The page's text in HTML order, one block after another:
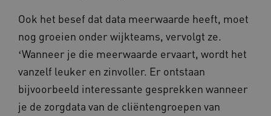
Ook het besef dat data meerwaarde heeft, moet
nog groeien onder wijkteams, vervolgt ze.
ʻWanneer je die meerwaarde ervaart, wordt het
vanzelf leuker en zinvoller. Er ontstaan
bijvoorbeeld interessante gesprekken wanneer
je de zorgdata van de cliëntengroepen van
VISITOR_PRIVACY_METADATA
YouTube
.youtube.com